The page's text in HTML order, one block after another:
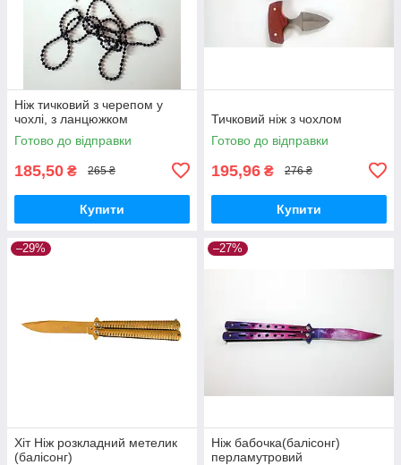
Ніж тичковий з черепом у
чохлі, з ланцюжком
Готово до відправки
185,50 ₴ 265 ₴
Купити
Тичковий ніж з чохлом
Готово до відправки
195,96 ₴ 276 ₴
Купити
–29%
Хіт Ніж розкладний метелик
(балісонг)
–27%
Ніж бабочка(балісонг)
перламутровий